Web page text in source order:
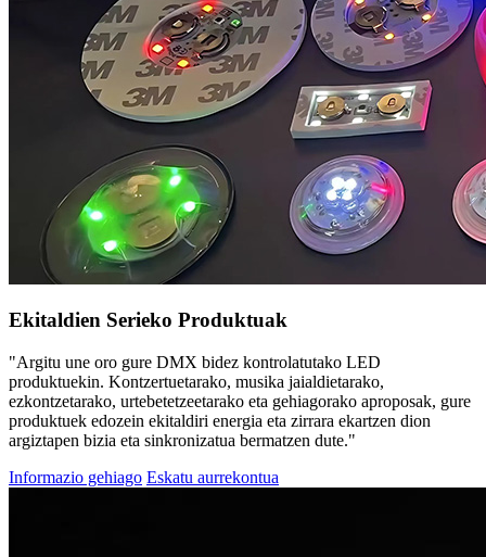
Ekitaldien Serieko Produktuak
"Argitu une oro gure DMX bidez kontrolatutako LED
produktuekin. Kontzertuetarako, musika jaialdietarako,
ezkontzetarako, urtebetetzeetarako eta gehiagorako aproposak, gure
produktuek edozein ekitaldiri energia eta zirrara ekartzen dion
argiztapen bizia eta sinkronizatua bermatzen dute."
Informazio gehiago Eskatu aurrekontua